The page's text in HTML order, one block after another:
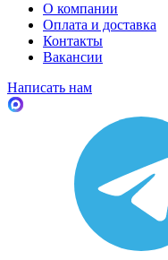
О компании
Оплата и доставка
Контакты
Вакансии
Написать нам